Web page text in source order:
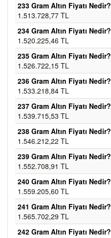
233 Gram Altın Fiyatı Nedir?
1.513.728,77 TL
234 Gram Altın Fiyatı Nedir?
1.520.225,46 TL
235 Gram Altın Fiyatı Nedir?
1.526.722,15 TL
236 Gram Altın Fiyatı Nedir?
1.533.218,84 TL
237 Gram Altın Fiyatı Nedir?
1.539.715,53 TL
238 Gram Altın Fiyatı Nedir?
1.546.212,22 TL
239 Gram Altın Fiyatı Nedir?
1.552.708,91 TL
240 Gram Altın Fiyatı Nedir?
1.559.205,60 TL
241 Gram Altın Fiyatı Nedir?
1.565.702,29 TL
242 Gram Altın Fiyatı Nedir?